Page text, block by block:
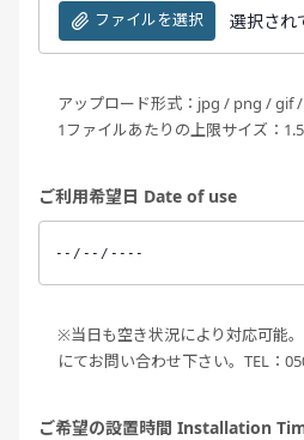
ファイルを選択 選択され
アップロード形式：jpg / png / gif
1ファイルあたりの上限サイズ：
ご利用希望日 Date of use
※当日も空き状況により対応可能
にてお問い合わせ下さい。TEL：
ご希望の設置時間 Installation